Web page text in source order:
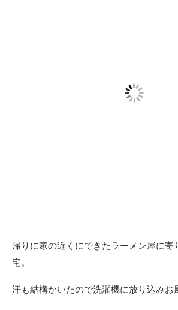
帰りに家の近くにできたラーメン屋に寄
宅。
汗も結構かいたので洗濯機に放り込みお